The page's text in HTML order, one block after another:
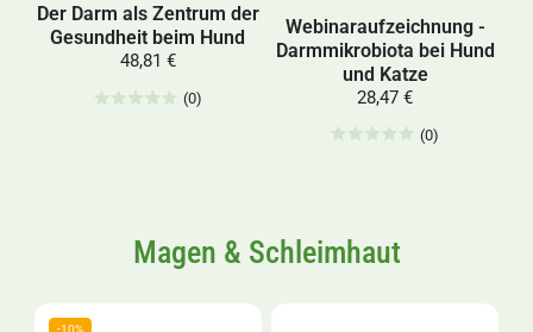
Der Darm als Zentrum der
Gesundheit beim Hund
48,81 €
(0)
Webinaraufzeichnung -
Darmmikrobiota bei Hund
und Katze
28,47 €
(0)
Magen & Schleimhaut